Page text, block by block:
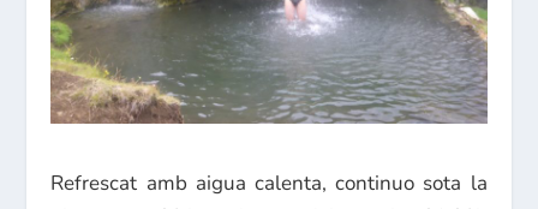
Refrescat amb aigua calenta, continuo sota la